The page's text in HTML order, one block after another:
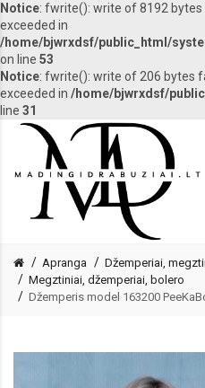
Notice: fwrite(): write of 8192
exceeded in
/home/bjwrxdsf/public_html/
on line 53
Notice: fwrite(): write of 206 bytes
exceeded in /home/bjwrxdsf/
line 31
Apranga
Džemperiai,
Megztiniai, džemperiai, bolero
Džemperis model 163200